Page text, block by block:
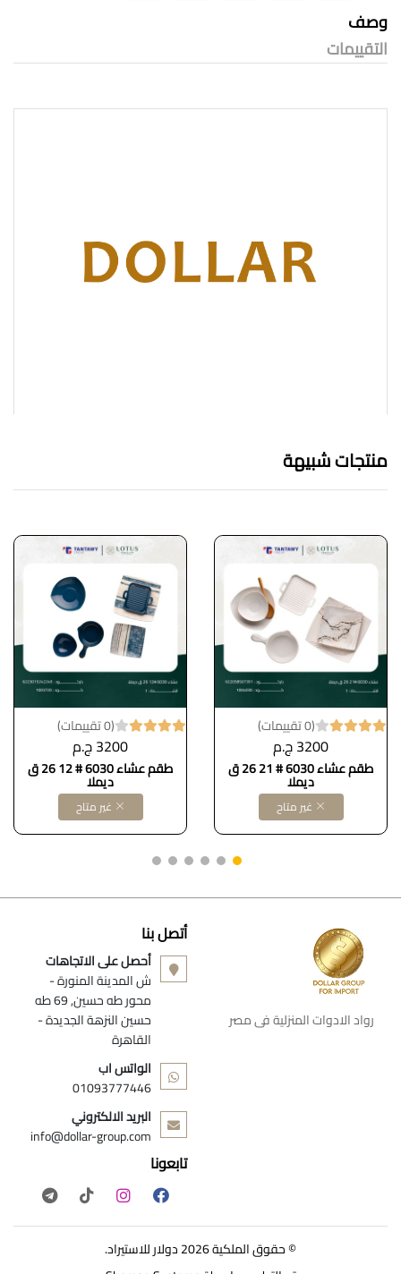
وصف
التقييمات
منتجات شبيهة
(0 تقييمات)
3200 ج.م
طقم عشاء 6030 # 21 26 ق
ديملا
غير متاح
(0 تقييمات)
3200 ج.م
طقم عشاء 6030 # 12 26 ق
ديملا
غير متاح
رواد الادوات المنزلية فى مصر
أتصل بنا
أحصل على الاتجاهات
ش المدينة المنورة -
محور طه حسين, 69 طه
حسين النزهة الجديدة -
القاهرة
الواتس اب
01093777446
البريد الالكتروني
info@dollar-group.com
تابعونا
© حقوق الملكية 2026 دولار للاستيراد.